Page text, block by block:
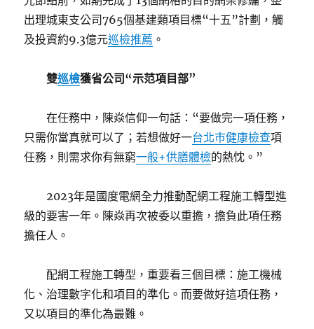
出理城東支公司765個基建類項目標“十五”計劃，觸
及投資約9.3億元巡檢推薦 。
雙巡檢獲省公司“示范項目部”
在任務中，陳焱信仰一句話：“要做完一項任務，
只需你當真就可以了；若想做好一台北巿健康檢查項
任務，則需求你有無窮一般+供膳體檢的熱忱。”
2023年是國度電網全力推動配網工程施工轉型進
級的要害一年。陳焱再次被委以重擔，擔負此項任務
擔任人。
配網工程施工轉型，重要看三個目標：施工機械
化、治理數字化和項目的準化。而要做好這項任務，
又以項目的準化為最難。